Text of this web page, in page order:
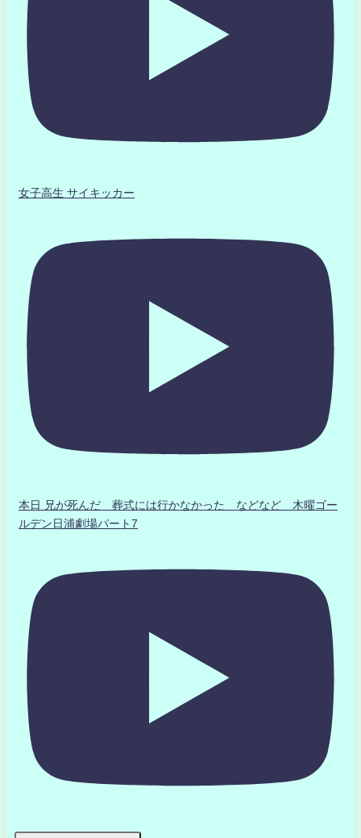
女子高生 サイキッカー
本日 兄が死んだ 葬式には行かなかった などなど 木曜ゴー
ルデン日浦劇場パート7